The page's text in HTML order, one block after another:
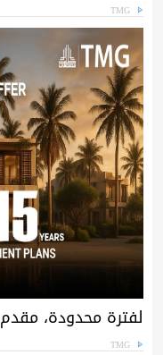
TMG
لفترة محدودة، مقدم 1.5% وتقسيط حتى 15 سنة
TMG